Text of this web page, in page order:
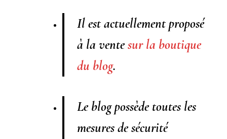
Ilest actuellement proposé
à la ventesur la boutique
du blog.
Le blog possède toutes les
mesures de sécurité